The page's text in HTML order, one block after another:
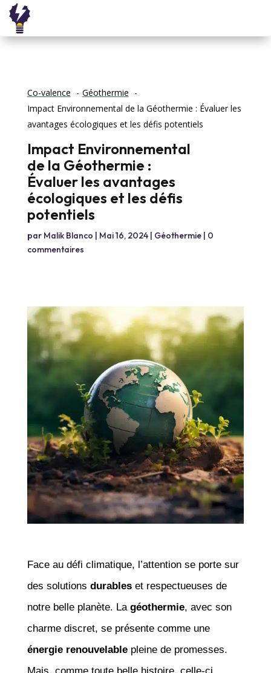
Co-valence
Géothermie
Impact Environnemental de la Géothermie : Évaluer les
avantages écologiques et les défis potentiels
Impact Environnemental
de la Géothermie :
Évaluer les avantages
écologiques et les défis
potentiels
par Malik Blanco | Mai 16, 2024| Géothermie| 0
commentaires
Face au défi climatique, l’attention se porte sur
des solutions durableset respectueuses de
notre belle planète. La géothermie, avec son
charme discret, se présente comme une
énergie renouvelablepleine de promesses.